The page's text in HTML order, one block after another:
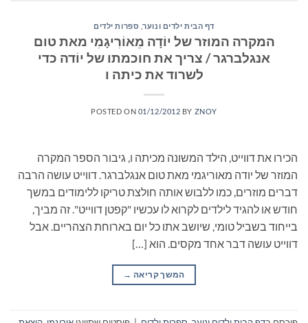
דף הבית ילדים ונוער, ספרות ילדים
המקרה המוזר של יוֹדָה מֵאוֹרִיגָמִי מאת טום
אנגלברגר / צריך את חוכמתו של יוֹדה כדי
לשרוד את כיתה ו
POSTED ON 01/12/2012 BY ZNOY
הכירו את דווייט, הילד המשונה מכיתה ו, גיבור הספר המקרה
המוזר של יודה מאוריגמי מאת טום אנגלברגר. דווייט עושה הרבה
דברים מוזרים, כמו ללבוש אותה חולצת טריקו ללימודים במשך
חודש או להגיד לילדים לקרוא לו עכשיו "קפטן דווייט". זה מביך,
בייחוד בשביל טומי, שיושב אתו כל יום בארוחת הצהריים. אבל
דווייט עושה דבר אחד מקסים. הוא […]
המשך קריאה →